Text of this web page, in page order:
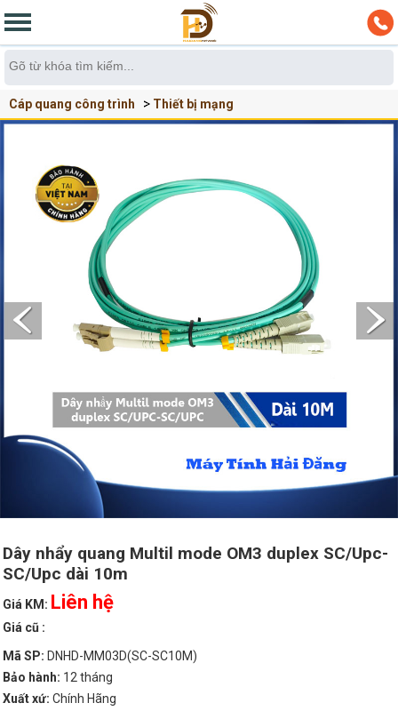
Cáp quang công trình
Thiết bị mạng
Dây nhẩy quang Multil mode OM3 duplex SC/Upc-
SC/Upc dài 10m
Giá KM: Liên hệ
Giá cũ :
Mã SP: DNHD-MM03D(SC-SC10M)
Bảo hành: 12 tháng
Xuất xứ: Chính Hãng